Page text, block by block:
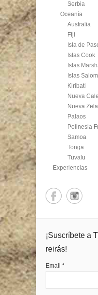
Serbia
Oceanía
Australia
Fiji
Isla de
Islas Cook
Islas
Islas
Kiribati
Nueva
Nueva
Palaos
Polinesia
Samoa
Tonga
Tuvalu
Experiencias
¡Suscríbete a
reirás!
Email *